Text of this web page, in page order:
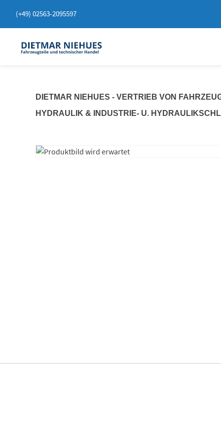
zum
(+49) 02563-2095597
DIETMAR NIEHUES - VERTRIEB VON
HYDRAULIK & INDUSTRIE- U.